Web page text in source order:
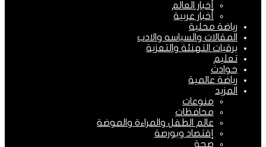
أخبار العالم
أخبار عربية
رياضة محلية
المقالات والسياسه والادب
برقيات التهنئة والتعزية
تعليم
حوادث
رياضة عالمية
المزيد
منوعات
محافظات
عالم الطفل والمراءة والموضة
إقتصاد وبورصة
صحة